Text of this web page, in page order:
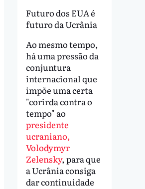
Futuro dos EUA é
futuro da Ucrânia
Ao mesmo tempo,
há uma pressão da
conjuntura
internacional que
impõe uma certa
"corirda contra o
tempo" ao
presidente
ucraniano,
Volodymyr
Zelensky, para que
a Ucrânia consiga
dar continuidade